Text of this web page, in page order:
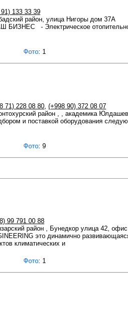
133 33 39
район, улица Нигоры дом 37А
- Электрическое отопительное
Фото: 1
71) 228 08 80, (+998 90) 372 08 07
район , , академика
и поставкой оборудования
Фото: 9
99 791 00 88
район , Бунедкор улица 42,
это динамично
климатических и
Фото: 1